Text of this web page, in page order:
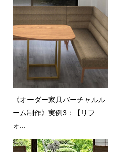
《オーダー家具バーチャルル
ーム制作》実例3：【リフ
ォ...